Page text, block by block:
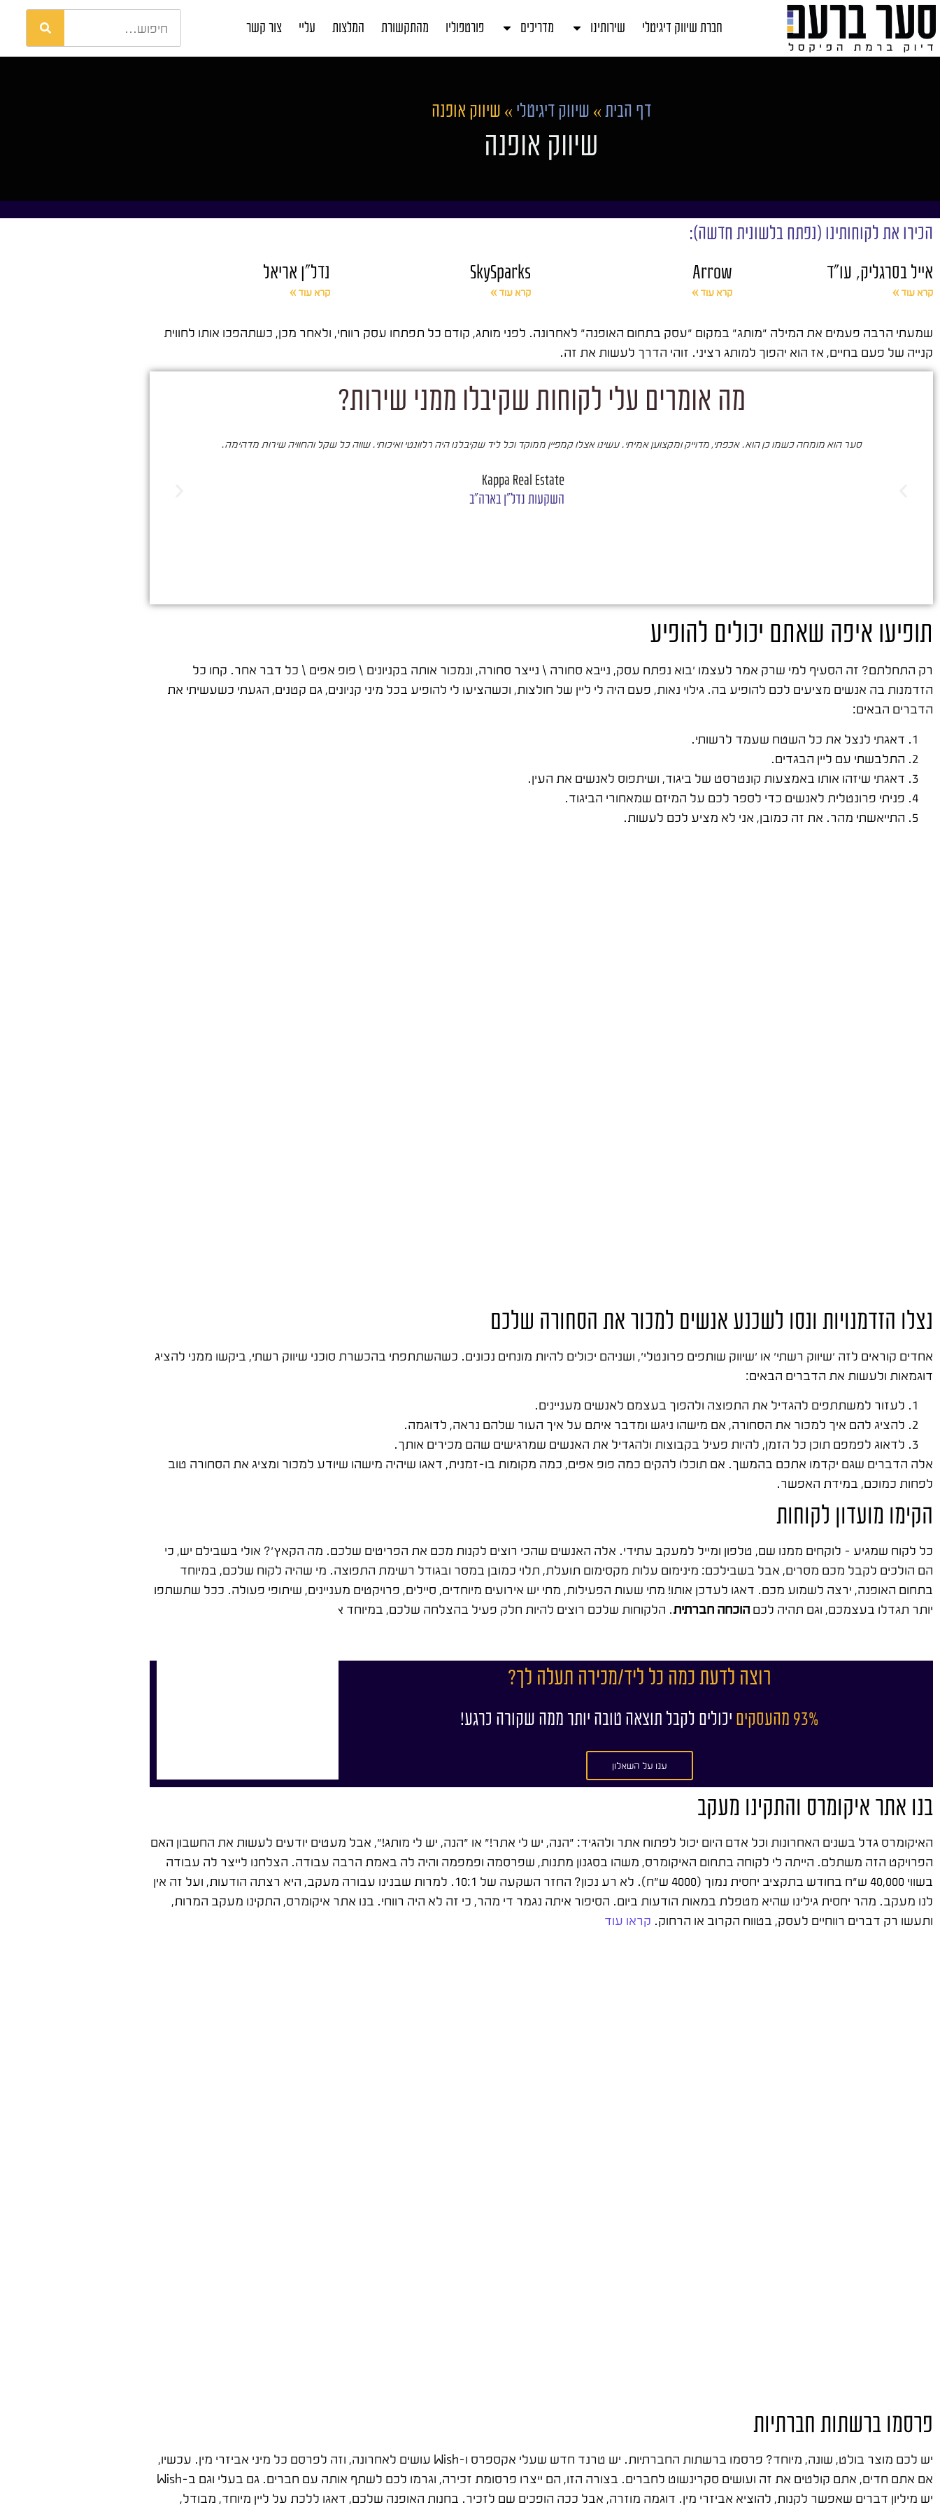
חברת שיווק דיגיטלי שירותינו מדריכים פורטפוליו מהתקשורת המלצות עליי צור קשר
דף הבית » שיווק דיגיטלי » שיווק אופנה
שיווק אופנה
הכירו את לקוחותינו (נפתח בלשונית חדשה):
אייל בסרגליק, עו"ד
קרא עוד »
Arrow
קרא עוד »
SkySparks
קרא עוד »
נדל"ן אריאל
קרא עוד »
שמעתי הרבה פעמים את המילה "מותג" במקום "עסק בתחום האופנה" לאחרונה. לפני מותג, קודם כל תפתחו עסק רווחי, ולאחר מכן, כשתהפכו אותו לחווית
קנייה של פעם בחיים, אז הוא יהפוך למותג רציני. זוהי הדרך לעשות את זה.
מה אומרים עלי לקוחות שקיבלו ממני שירות?
סער הוא מומחה כשמו כן הוא. אכפתי, מדוייק ומקצוען אמיתי. עשינו אצלו קמפיין ממוקד וכל ליד שקיבלנו היה רלוונטי ואיכותי. שווה כל שקל והחוויה שירות מדהימה.
Kappa Real Estate
השקעות נדל"ן בארה"ב
תופיעו איפה שאתם יכולים להופיע
רק התחלתם? זה הסעיף למי שרק אמר לעצמו 'בוא נפתח עסק, נייבא סחורה \ נייצר סחורה, ונמכור אותה בקניונים \ פופ אפים \ כל דבר אחר. קחו כל
הזדמנות בה אנשים מציעים לכם להופיע בה. גילוי נאות, פעם היה לי ליין של חולצות, וכשהציעו לי להופיע בכל מיני קניונים, גם קטנים, הגעתי כשעשיתי את
הדברים הבאים:
דאגתי לנצל את כל השטח שעמד לרשותי.
התלבשתי עם ליין הבגדים.
דאגתי שיזהו אותו באמצעות קונטרסט של ביגוד, ושיתפוס לאנשים את העין.
פניתי פרונטלית לאנשים כדי לספר לכם על המיזם שמאחורי הביגוד.
התייאשתי מהר. את זה כמובן, אני לא מציע לכם לעשות.
נצלו הזדמנויות ונסו לשכנע אנשים למכור את הסחורה שלכם
אחדים קוראים לזה 'שיווק רשתי' או 'שיווק שותפים פרונטלי', ושניהם יכולים להיות מונחים נכונים. כשהשתתפתי בהכשרת סוכני שיווק רשתי, ביקשו ממני להציג
דוגמאות ולעשות את הדברים הבאים:
לעזור למשתתפים להגדיל את התפוצה ולהפוך בעצמם לאנשים מעניינים.
להציג להם איך למכור את הסחורה, אם מישהו ניגש ומדבר איתם על איך העור שלהם נראה, לדוגמה.
לדאוג לפמפם תוכן כל הזמן, להיות פעיל בקבוצות ולהגדיל את האנשים שמרגישים שהם מכירים אותך.
אלה הדברים שגם יקדמו אתכם בהמשך. אם תוכלו להקים כמה פופ אפים, כמה מקומות בו-זמנית, דאגו שיהיה מישהו שיודע למכור ומציג את הסחורה טוב
לפחות כמוכם, במידת האפשר.
הקימו מועדון לקוחות
כל לקוח שמגיע – לוקחים ממנו שם, טלפון ומייל למעקב עתידי. אלה האנשים שהכי רוצים לקנות מכם את הפריטים שלכם. מה הקאץ'? אולי בשבילם יש, כי
הם הולכים לקבל מכם מסרים, אבל בשבילכם: מינימום עלות מקסימום תועלת, תלוי כמובן במסר ובגודל רשימת התפוצה. מי שהיה לקוח שלכם, במיוחד
בתחום האופנה, ירצה לשמוע מכם. דאגו לעדכן אותו! מתי שעות הפעילות, מתי יש אירועים מיוחדים, סיילים, פרויקטים מעניינים, שיתופי פעולה. ככל שתשתפו
יותר תגדלו בעצמכם, וגם תהיה לכםהוכחה חברתית. הלקוחות שלכם רוצים להיות חלק פעיל בהצלחה שלכם, במיוחד אם הם ראו אתכם קטנים.
רוצה לדעת כמה כל ליד/מכירה תעלה לך?
93% מהעסקים יכולים לקבל תוצאה טובה יותר ממה שקורה כרגע!
ענו על השאלון
בנו אתר איקומרס והתקינו מעקב
האיקומרס גדל בשנים האחרונות וכל אדם היום יכול לפתוח אתר ולהגיד: "הנה, יש לי אתר!" או "הנה, יש לי מותג!", אבל מעטים יודעים לעשות את החשבון האם
הפרויקט הזה משתלם. הייתה לי לקוחה בתחום האיקומרס, משהו בסגנון מתנות, שפרסמה ופמפמה והיה לה באמת הרבה עבודה. הצלחנו לייצר לה עבודה
בשווי 40,000 ש"ח בחודש בתקציב יחסית נמוך (4000 ש"ח). לא רע נכון? החזר השקעה של 10:1. למרות שבנינו עבורה מעקב, היא רצתה הודעות, ועל זה אין
לנו מעקב. מהר יחסית גילינו שהיא מטפלת במאות הודעות ביום. הסיפור איתה נגמר די מהר, כי זה לא היה רווחי. בנו אתר איקומרס, התקינו מעקב המרות,
ותעשו רק דברים רווחיים לעסק, בטווח הקרוב או הרחוק. קראו עוד
פרסמו ברשתות חברתיות
יש לכם מוצר בולט, שונה, מיוחד? פרסמו ברשתות החברתיות. יש טרנד חדש שעלי אקספרס ו-Wish עושים לאחרונה, וזה לפרסם כל מיני אביזרי מין. עכשיו,
אם אתם חדים, אתם קולטים את זה ועושים סקרינשוט לחברים. בצורה הזו, הם ייצרו פרסומת זכירה, וגרמו לכם לשתף אותה עם חברים. גם בעלי וגם ב-Wish
יש מיליון דברים שאפשר לקנות, להוציא אביזרי מין. דוגמה מוזרה, אבל ככה הופכים שם לזכיר. בחנות האופנה שלכם, דאגו ללכת על ליין מיוחד, מבודל,